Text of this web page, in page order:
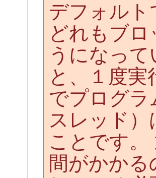
デフォル
どれもブ
うになっ
と、１度
でプログラ
スレッド
ことです
間がかか